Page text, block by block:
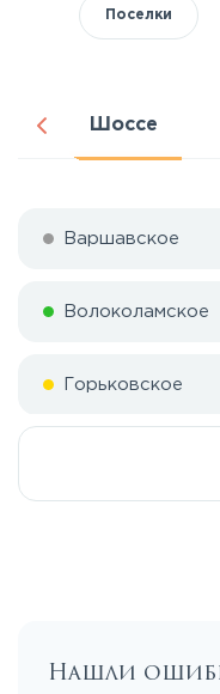
Поселки
Шоссе
Варшавское
Волоколамское
Горьковское
Каширское
Нашли